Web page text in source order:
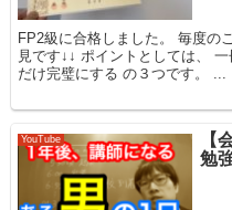
FP2級に合格しました。 毎度の
見です↓↓ ポイントとしては、
だけ完璧にする の３つです。 ...
YouTube
【
勉